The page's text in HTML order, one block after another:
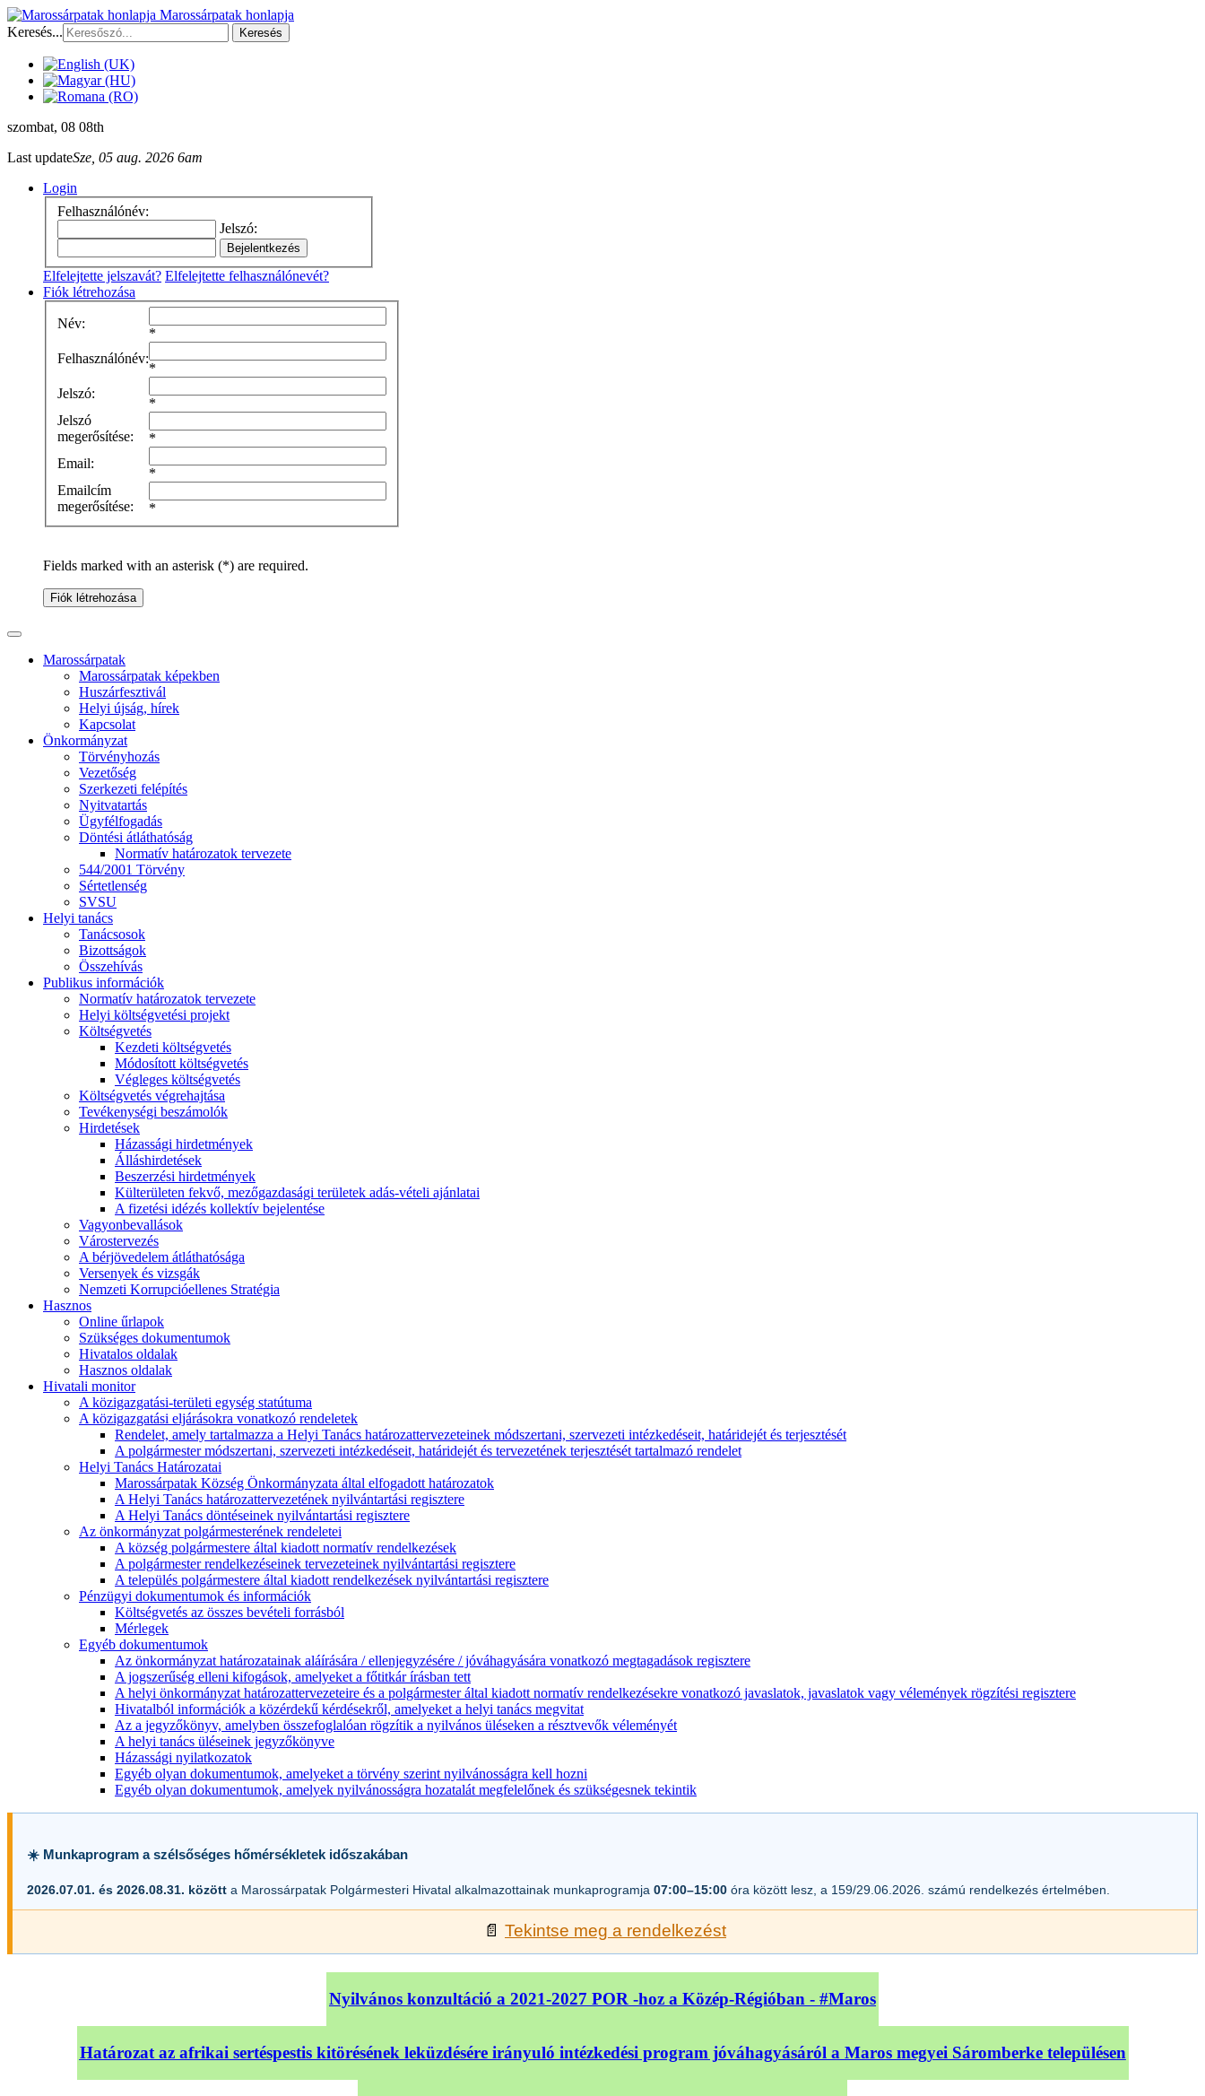
Marossárpatak honlapja
Keresés...
Keresés
szombat, 08 08th
Last updateSze, 05 aug. 2026 6am
Login
Felhasználónév:
Jelszó:
Elfelejtette jelszavát? Elfelejtette felhasználónevét?
Fiók létrehozása
Név:
*
Felhasználónév:
*
Jelszó:
*
Jelszó
megerősítése:
*
Email:
*
Emailcím
megerősítése:
*
Fields marked with an asterisk (*) are required.
Fiók létrehozása
Marossárpatak
Marossárpatak képekben
Huszárfesztivál
Helyi újság, hírek
Kapcsolat
Önkormányzat
Törvényhozás
Vezetőség
Szerkezeti felépítés
Nyitvatartás
Ügyfélfogadás
Döntési átláthatóság
Normatív határozatok tervezete
544/2001 Törvény
Sértetlenség
SVSU
Helyi tanács
Tanácsosok
Bizottságok
Összehívás
Publikus információk
Normatív határozatok tervezete
Helyi költségvetési projekt
Költségvetés
Kezdeti költségvetés
Módosított költségvetés
Végleges költségvetés
Költségvetés végrehajtása
Tevékenységi beszámolók
Hirdetések
Házassági hirdetmények
Álláshirdetések
Beszerzési hirdetmények
Külterületen fekvő, mezőgazdasági területek adás-vételi ajánlatai
A fizetési idézés kollektív bejelentése
Vagyonbevallások
Várostervezés
A bérjövedelem átláthatósága
Versenyek és vizsgák
Nemzeti Korrupcióellenes Stratégia
Hasznos
Online űrlapok
Szükséges dokumentumok
Hivatalos oldalak
Hasznos oldalak
Hivatali monitor
A közigazgatási-területi egység statútuma
A közigazgatási eljárásokra vonatkozó rendeletek
Rendelet, amely tartalmazza a Helyi Tanács határozattervezeteinek módszertani, szervezeti intézkedéseit, határidejét és terjesztését
A polgármester módszertani, szervezeti intézkedéseit, határidejét és tervezetének terjesztését tartalmazó rendelet
Helyi Tanács Határozatai
Marossárpatak Község Önkormányzata által elfogadott határozatok
A Helyi Tanács határozattervezetének nyilvántartási regisztere
A Helyi Tanács döntéseinek nyilvántartási regisztere
Az önkormányzat polgármesterének rendeletei
A község polgármestere által kiadott normatív rendelkezések
A polgármester rendelkezéseinek tervezeteinek nyilvántartási regisztere
A település polgármestere által kiadott rendelkezések nyilvántartási regisztere
Pénzügyi dokumentumok és információk
Költségvetés az összes bevételi forrásból
Mérlegek
Egyéb dokumentumok
Az önkormányzat határozatainak aláírására / ellenjegyzésére / jóváhagyására vonatkozó megtagadások regisztere
A jogszerűség elleni kifogások, amelyeket a főtitkár írásban tett
A helyi önkormányzat határozattervezeteire és a polgármester által kiadott normatív rendelkezésekre vonatkozó javaslatok, javaslatok vagy vélemények rögzítési regisztere
Hivatalból információk a közérdekű kérdésekről, amelyeket a helyi tanács megvitat
Az a jegyzőkönyv, amelyben összefoglalóan rögzítik a nyilvános üléseken a résztvevők véleményét
A helyi tanács üléseinek jegyzőkönyve
Házassági nyilatkozatok
Egyéb olyan dokumentumok, amelyeket a törvény szerint nyilvánosságra kell hozni
Egyéb olyan dokumentumok, amelyek nyilvánosságra hozatalát megfelelőnek és szükségesnek tekintik
☀️ Munkaprogram a szélsőséges hőmérsékletek időszakában
2026.07.01. és 2026.08.31. között a Marossárpatak Polgármesteri Hivatal alkalmazottainak munkaprogramja 07:00–15:00 óra között lesz, a 159/29.06.2026. számú rendelkezés értelmében.
📄 Tekintse meg a rendelkezést
Nyilvános konzultáció a 2021-2027 POR -hoz a Közép-Régióban - #Maros
Határozat az afrikai sertéspestis kitörésének leküzdésére irányuló intézkedési program jóváhagyásáról a Maros megyei Sáromberke településen